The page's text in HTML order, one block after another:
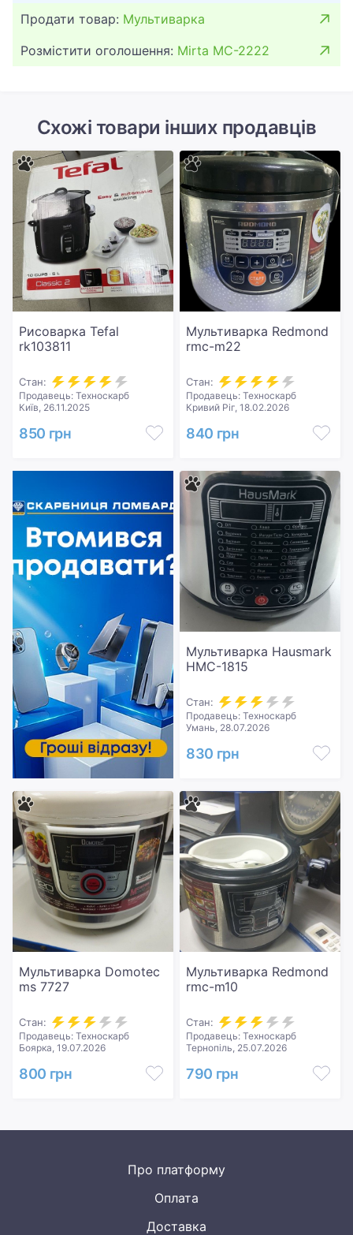
Продати товар: Мультиварка
Розмістити оголошення: Mirta MC-2222
Схожі товари інших продавців
Рисоварка Tefal
rk103811
Стан:
Продавець: Техноскарб
Київ, 26.11.2025
850 грн
Мультиварка Redmond
rmc-m22
Стан:
Продавець: Техноскарб
Кривий Ріг, 18.02.2026
840 грн
Мультиварка Hausmark
HMC-1815
Стан:
Продавець: Техноскарб
Умань, 28.07.2026
830 грн
Мультиварка Domotec
ms 7727
Стан:
Продавець: Техноскарб
Боярка, 19.07.2026
800 грн
Мультиварка Redmond
rmc-m10
Стан:
Продавець: Техноскарб
Тернопіль, 25.07.2026
790 грн
Про платформу
Оплата
Доставка